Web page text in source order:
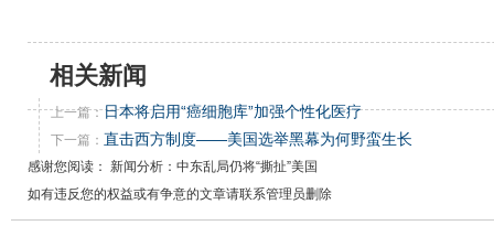
相关新闻
上一篇：日本将启用“癌细胞库”加强个性化医疗
下一篇： 直击西方制度——美国选举黑幕为何野蛮生长
感谢您阅读： 新闻分析：中东乱局仍将“撕扯”美国
如有违反您的权益或有争意的文章请联系管理员删除